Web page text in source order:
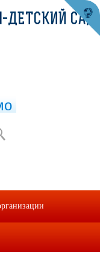
КОСМОС"
№17" г. Евпатории
и исследовательских
САД